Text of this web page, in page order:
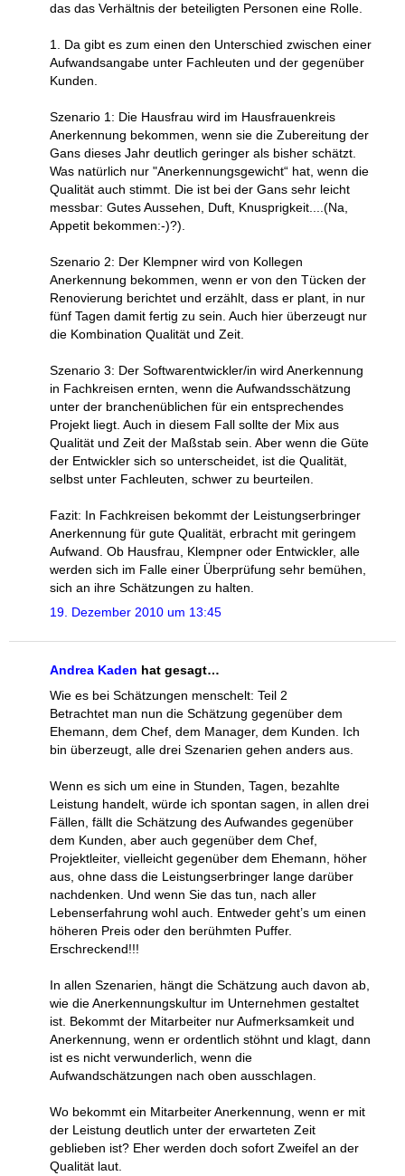
das das Verhältnis der beteiligten Personen eine Rolle.
1. Da gibt es zum einen den Unterschied zwischen einer
Aufwandsangabe unter Fachleuten und der gegenüber
Kunden.
Szenario 1: Die Hausfrau wird im Hausfrauenkreis
Anerkennung bekommen, wenn sie die Zubereitung der
Gans dieses Jahr deutlich geringer als bisher schätzt.
Was natürlich nur "Anerkennungsgewicht“ hat, wenn die
Qualität auch stimmt. Die ist bei der Gans sehr leicht
messbar: Gutes Aussehen, Duft, Knusprigkeit....(Na,
Appetit bekommen:-)?).
Szenario 2: Der Klempner wird von Kollegen
Anerkennung bekommen, wenn er von den Tücken der
Renovierung berichtet und erzählt, dass er plant, in nur
fünf Tagen damit fertig zu sein. Auch hier überzeugt nur
die Kombination Qualität und Zeit.
Szenario 3: Der Softwarentwickler/in wird Anerkennung
in Fachkreisen ernten, wenn die Aufwandsschätzung
unter der branchenüblichen für ein entsprechendes
Projekt liegt. Auch in diesem Fall sollte der Mix aus
Qualität und Zeit der Maßstab sein. Aber wenn die Güte
der Entwickler sich so unterscheidet, ist die Qualität,
selbst unter Fachleuten, schwer zu beurteilen.
Fazit: In Fachkreisen bekommt der Leistungserbringer
Anerkennung für gute Qualität, erbracht mit geringem
Aufwand. Ob Hausfrau, Klempner oder Entwickler, alle
werden sich im Falle einer Überprüfung sehr bemühen,
sich an ihre Schätzungen zu halten.
19. Dezember 2010 um 13:45
Andrea Kaden hat gesagt…
Wie es bei Schätzungen menschelt: Teil 2
Betrachtet man nun die Schätzung gegenüber dem
Ehemann, dem Chef, dem Manager, dem Kunden. Ich
bin überzeugt, alle drei Szenarien gehen anders aus.
Wenn es sich um eine in Stunden, Tagen, bezahlte
Leistung handelt, würde ich spontan sagen, in allen drei
Fällen, fällt die Schätzung des Aufwandes gegenüber
dem Kunden, aber auch gegenüber dem Chef,
Projektleiter, vielleicht gegenüber dem Ehemann, höher
aus, ohne dass die Leistungserbringer lange darüber
nachdenken. Und wenn Sie das tun, nach aller
Lebenserfahrung wohl auch. Entweder geht’s um einen
höheren Preis oder den berühmten Puffer.
Erschreckend!!!
In allen Szenarien, hängt die Schätzung auch davon ab,
wie die Anerkennungskultur im Unternehmen gestaltet
ist. Bekommt der Mitarbeiter nur Aufmerksamkeit und
Anerkennung, wenn er ordentlich stöhnt und klagt, dann
ist es nicht verwunderlich, wenn die
Aufwandschätzungen nach oben ausschlagen.
Wo bekommt ein Mitarbeiter Anerkennung, wenn er mit
der Leistung deutlich unter der erwarteten Zeit
geblieben ist? Eher werden doch sofort Zweifel an der
Qualität laut.